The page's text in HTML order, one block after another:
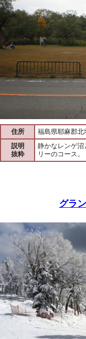
住所
福島県耶麻郡北
説明
抜粋
静かなレンゲ
リーのコース。
グラ